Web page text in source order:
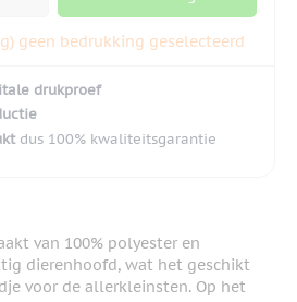
geen bedrukking geselecteerd
drukproef
dus 100% kwaliteitsgarantie
van 100% polyester en
dierenhoofd, wat het geschikt
voor de allerkleinsten. Op het